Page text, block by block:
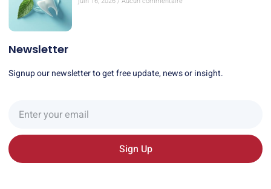
Newsletter
Signup our newsletter to get free update, news or insight.
Sign Up